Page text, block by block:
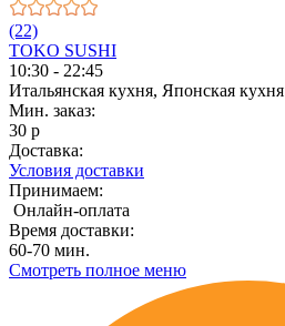
(22)
TOKO SUSHI
10:30 - 22:45
Итальянская кухня, Японская кухня
Мин. заказ:
30 р
Доставка:
Условия доставки
Принимаем:
Онлайн-оплата
Время доставки:
60-70 мин.
Смотреть полное меню